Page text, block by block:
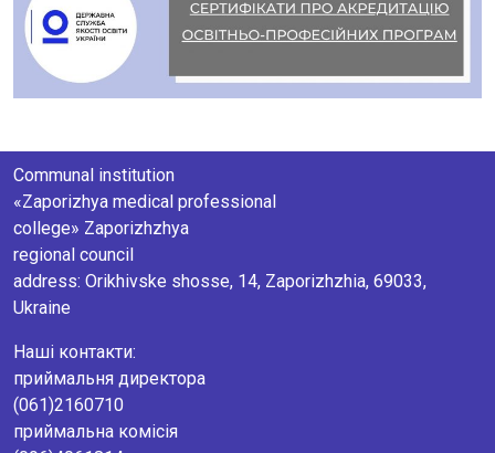
Communal institution
«Zaporizhya medical professional
college» Zaporizhzhya
regional council
аddress: Orikhivske shosse, 14, Zaporizhzhia, 69033,
Ukraine
Наші контакти:
приймальня директора
(061)2160710
приймальна комісія